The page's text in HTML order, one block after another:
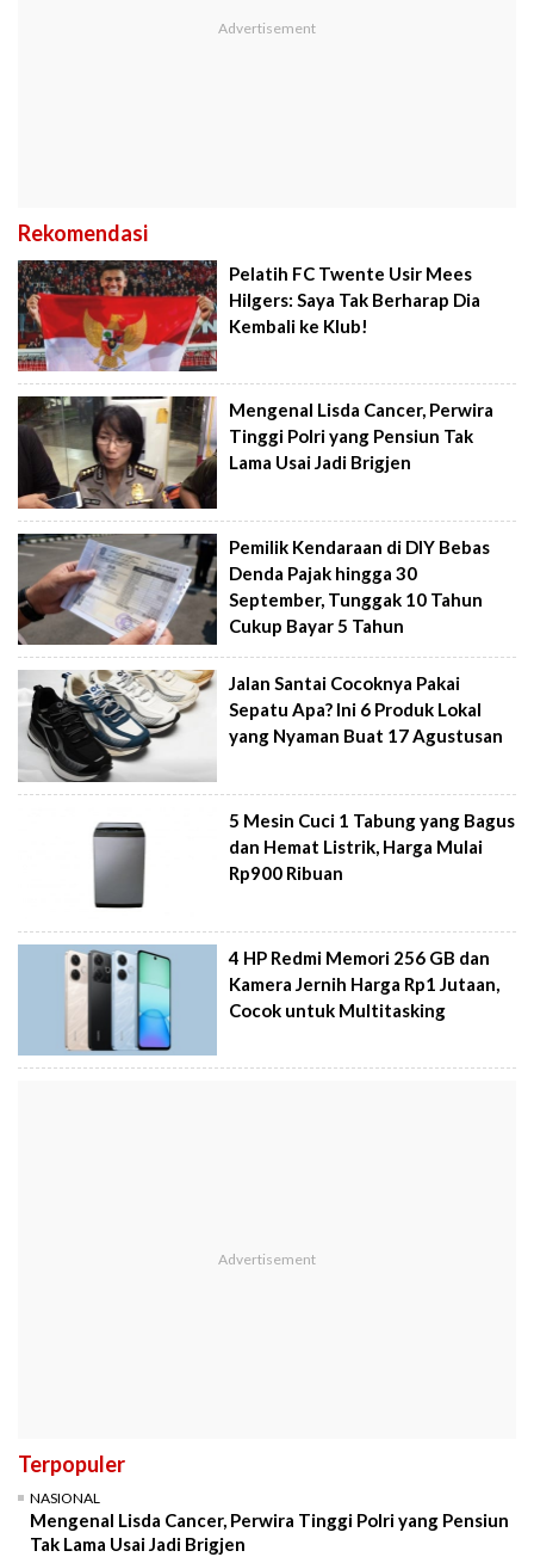
Rekomendasi
Pelatih FC Twente Usir Mees
Hilgers: Saya Tak Berharap Dia
Kembali ke Klub!
Mengenal Lisda Cancer, Perwira
Tinggi Polri yang Pensiun Tak
Lama Usai Jadi Brigjen
Pemilik Kendaraan di DIY Bebas
Denda Pajak hingga 30
September, Tunggak 10 Tahun
Cukup Bayar 5 Tahun
Jalan Santai Cocoknya Pakai
Sepatu Apa? Ini 6 Produk Lokal
yang Nyaman Buat 17 Agustusan
5 Mesin Cuci 1 Tabung yang Bagus
dan Hemat Listrik, Harga Mulai
Rp900 Ribuan
4 HP Redmi Memori 256 GB dan
Kamera Jernih Harga Rp1 Jutaan,
Cocok untuk Multitasking
Terpopuler
NASIONAL
Mengenal Lisda Cancer, Perwira Tinggi Polri yang Pensiun
Tak Lama Usai Jadi Brigjen